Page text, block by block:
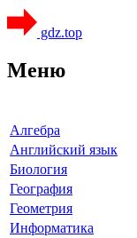
gdz.top
Меню
Алгебра
Английский язык
Биология
География
Геометрия
Информатика